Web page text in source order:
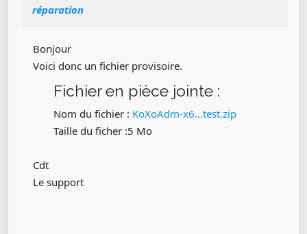
réparation
Bonjour
Voici donc un fichier provisoire.
Fichier en pièce jointe :
Nom du fichier : KoXoAdm-x6...test.zip
Taille du ficher :5 Mo
Cdt
Le support